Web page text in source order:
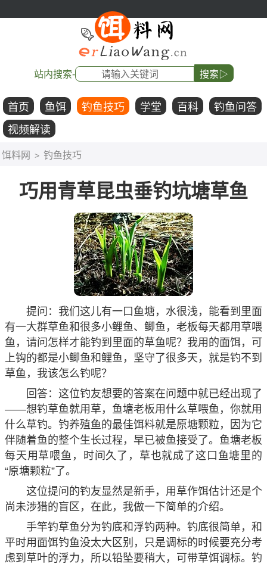
站内搜索- 搜索▷
首页 鱼饵 钓鱼技巧 学堂 百科
钓鱼问答
视频解读
饵料网 > 钓鱼技巧
巧用青草昆虫垂钓坑塘草鱼
提问：我们这儿有一口鱼塘，水很浅，能看到里面
有一大群草鱼和很多小鲤鱼、鲫鱼，老板每天都用草喂
鱼，请问怎样才能钓到里面的草鱼呢？我用的面饵，可
上钩的都是小鲫鱼和鲤鱼，坚守了很多天，就是钓不到
草鱼，我该怎么钓呢？
回答：这位钓友想要的答案在问题中就已经出现了
——想钓草鱼就用草，鱼塘老板用什么草喂鱼，你就用
什么草钓。钓养殖鱼的最佳饵料就是原塘颗粒，因为它
伴随着鱼的整个生长过程，早已被鱼接受了。鱼塘老板
每天用草喂鱼，时间久了，草也就成了这口鱼塘里的
“原塘颗粒”了。
这位提问的钓友显然是新手，用草作饵估计还是个
尚未涉猎的盲区，在此，我做一下简单的介绍。
手竿钓草鱼分为钓底和浮钓两种。钓底很简单，和
平时用面饵钓鱼没太大区别，只是调标的时候要充分考
虑到草叶的浮力，所以铅坠要稍大，可带草饵调标。钓